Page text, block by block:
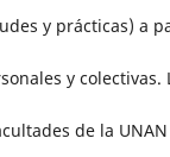
y prácticas) a
y colectivas.
de la